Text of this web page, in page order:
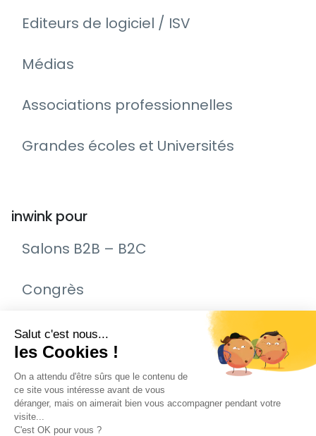
Editeurs de logiciel / ISV
Médias
Associations professionnelles
Grandes écoles et Universités
inwink pour
Salons B2B – B2C
Congrès
Remise de prix – Awards
Journée Portes Ouvertes (JPO)